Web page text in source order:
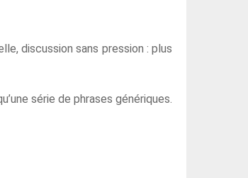
discussion sans pression : plus
série de phrases génériques.